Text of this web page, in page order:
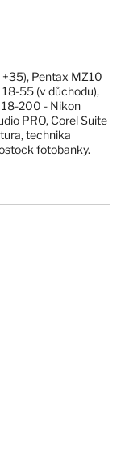
Pentax MZ10
55 (v důchodu),
200 - Nikon
PRO, Corel Suite
technika
fotobanky.